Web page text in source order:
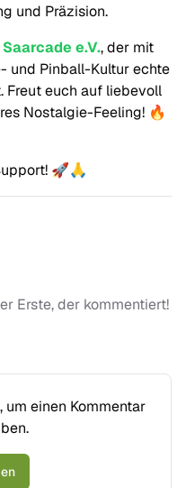
und Präzision.
Saarcade e.V., der mit
und Pinball-Kultur echte
Freut euch auf liebevoll
Nostalgie-Feeling! 🔥
🚀🙏
Erste, der kommentiert!
einen Kommentar